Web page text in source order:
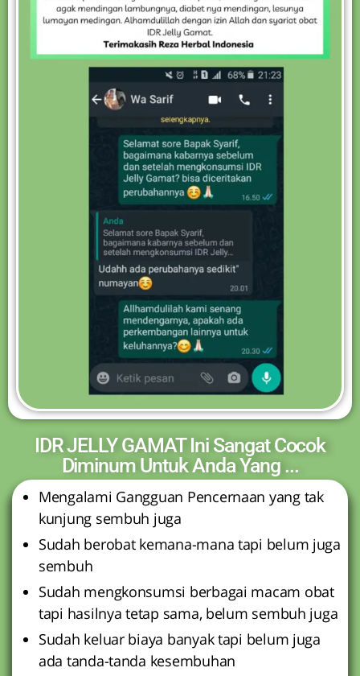
IDR JELLY GAMAT Ini Sangat Cocok
Diminum Untuk Anda Yang ...
Mengalami Gangguan Pencernaan yang tak
kunjung sembuh juga
Sudah berobat kemana-mana tapi belum juga
sembuh
Sudah mengkonsumsi berbagai macam obat
tapi hasilnya tetap sama, belum sembuh juga
Sudah keluar biaya banyak tapi belum juga
ada tanda-tanda kesembuhan